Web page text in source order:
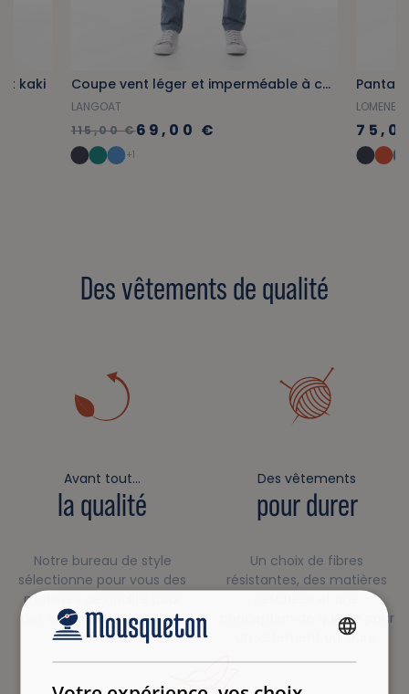
kaki Coupe vent léger et imperméable à capuche bleu marine
LANGOAT
115,00 €69,00 €
+1
LOMENER
Des vêtements de qualité
Avant tout…
la qualité
Notre bureau de style
sélectionne pour vous des
matières de qualité pour
des vêtements faits pour
durer.
Des vêtements
pour durer
Un choix de fibres
résistantes, des matières
conception de qualité pour
un vêtement qui dure.